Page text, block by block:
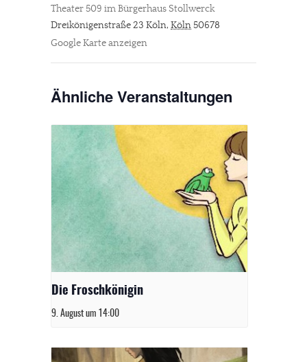
Theater 509 im Bürgerhaus Stollwerck
Dreikönigenstraße 23 Köln, Köln50678
Google Karte anzeigen
Ähnliche Veranstaltungen
Die Froschkönigin
9. August um 14:00